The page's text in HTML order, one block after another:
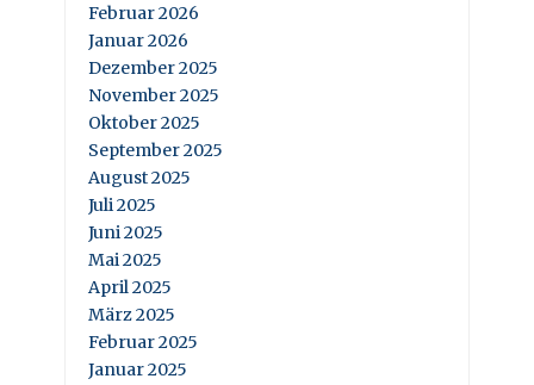
Februar 2026
Januar 2026
Dezember 2025
November 2025
Oktober 2025
September 2025
August 2025
Juli 2025
Juni 2025
Mai 2025
April 2025
März 2025
Februar 2025
Januar 2025